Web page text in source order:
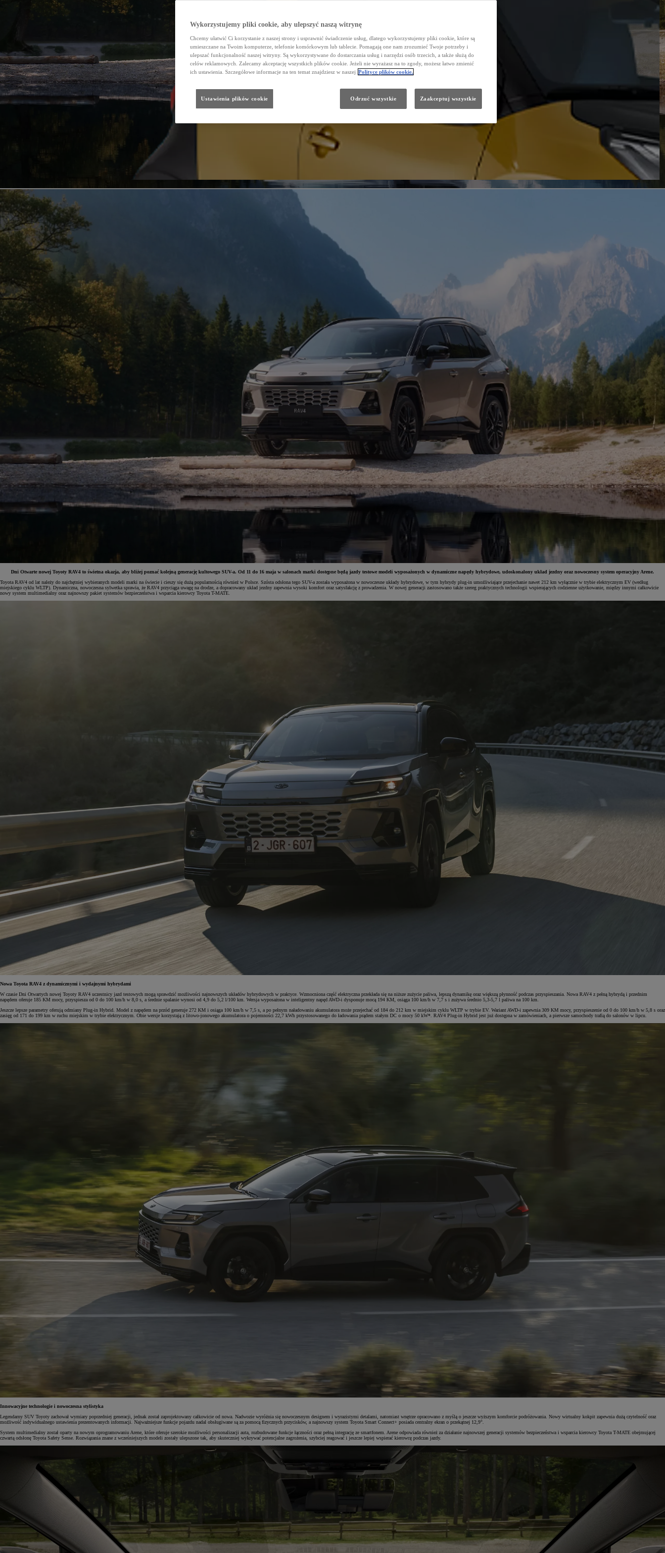
Od81 900 zł
Corolla Hatchback
Dni Otwarte nowej Toyoty RAV4 to świetna okazja, aby bliżej poznać kolejną generację kultowego SUV-a. Od 11 do 16 maja w salonach marki dostępne będą jazdy testowe modeli wyposażonych w dynamiczne napędy hybrydowe, udoskonalony układ jezdny oraz nowoczesny system operacyjny Arene.
Toyota RAV4 od lat należy do najchętniej wybieranych modeli marki na świecie i cieszy się dużą popularnością również w Polsce. Szósta odsłona tego SUV-a została wyposażona w nowoczesne układy hybrydowe, w tym hybrydy plug-in umożliwiające przejechanie nawet 212 km wyłącznie w trybie elektrycznym EV (według
miejskiego cyklu WLTP). Dynamiczna, nowoczesna sylwetka sprawia, że RAV4 przyciąga uwagę na drodze, a dopracowany układ jezdny zapewnia wysoki komfort oraz satysfakcję z prowadzenia. W nowej generacji zastosowano także szereg praktycznych technologii wspierających codzienne użytkowanie, między innymi całkowicie
nowy system multimedialny oraz najnowszy pakiet systemów bezpieczeństwa i wsparcia kierowcy Toyota T-MATE.
Nowa Toyota RAV4 z dynamicznymi i wydajnymi hybrydami
W czasie Dni Otwartych nowej Toyoty RAV4 uczestnicy jazd testowych mogą sprawdzić możliwości najnowszych układów hybrydowych w praktyce. Wzmocniona część elektryczna przekłada się na niższe zużycie paliwa, lepszą dynamikę oraz większą płynność podczas przyspieszania. Nowa RAV4 z pełną hybrydą i przednim
napędem oferuje 185 KM mocy, przyspiesza od 0 do 100 km/h w 8,0 s, a średnie spalanie wynosi od 4,9 do 5,2 l/100 km. Wersja wyposażona w inteligentny napęd AWD-i dysponuje mocą 194 KM, osiąga 100 km/h w 7,7 s i zużywa średnio 5,3-5,7 l paliwa na 100 km.
Jeszcze lepsze parametry oferują odmiany Plug-in Hybrid. Model z napędem na przód generuje 272 KM i osiąga 100 km/h w 7,5 s, a po pełnym naładowaniu akumulatora może przejechać od 184 do 212 km w miejskim cyklu WLTP w trybie EV. Wariant AWD-i zapewnia 309 KM mocy, przyspieszenie od 0 do 100 km/h w 5,8 s oraz
zasięg od 171 do 199 km w ruchu miejskim w trybie elektrycznym. Obie wersje korzystają z litowo-jonowego akumulatora o pojemności 22,7 kWh przystosowanego do ładowania prądem stałym DC o mocy 50 kW*. RAV4 Plug-in Hybrid jest już dostępna w zamówieniach, a pierwsze samochody trafią do salonów w lipcu.
Innowacyjne technologie i nowoczesna stylistyka
Legendarny SUV Toyoty zachował wymiary poprzedniej generacji, jednak został zaprojektowany całkowicie od nowa. Nadwozie wyróżnia się nowoczesnym designem i wyrazistymi detalami, natomiast wnętrze opracowano z myślą o jeszcze wyższym komforcie podróżowania. Nowy wirtualny kokpit zapewnia dużą czytelność oraz
możliwość indywidualnego ustawienia prezentowanych informacji. Najważniejsze funkcje pojazdu nadal obsługiwane są za pomocą fizycznych przycisków, a najnowszy system Toyota Smart Connect+ posiada centralny ekran o przekątnej 12,9".
System multimedialny został oparty na nowym oprogramowaniu Arene, które oferuje szerokie możliwości personalizacji auta, rozbudowane funkcje łączności oraz pełną integrację ze smartfonem. Arene odpowiada również za działanie najnowszej generacji systemów bezpieczeństwa i wsparcia kierowcy Toyota T-MATE obejmującej
czwartą odsłonę Toyota Safety Sense. Rozwiązania znane z wcześniejszych modeli zostały ulepszone tak, aby skuteczniej wykrywać potencjalne zagrożenia, szybciej reagować i jeszcze lepiej wspierać kierowcę podczas jazdy.
Wykorzystujemy pliki cookie, aby ulepszyć naszą witrynę
Chcemy ułatwić Ci korzystanie z naszej strony i usprawnić świadczenie usług, dlatego wykorzystujemy pliki cookie, które są
umieszczane na Twoim komputerze, telefonie komórkowym lub tablecie. Pomagają one nam zrozumieć Twoje potrzeby i
ulepszać funkcjonalność naszej witryny. Są wykorzystywane do dostarczania usług i narzędzi osób trzecich, a także służą do
celów reklamowych. Zalecamy akceptację wszystkich plików cookie. Jeżeli nie wyrażasz na to zgody, możesz łatwo zmienić
ich ustawienia. Szczegółowe informacje na ten temat znajdziesz w naszej Polityce plików cookie.
Ustawienia plików cookie Odrzuć wszystkie Zaakceptuj wszystkie